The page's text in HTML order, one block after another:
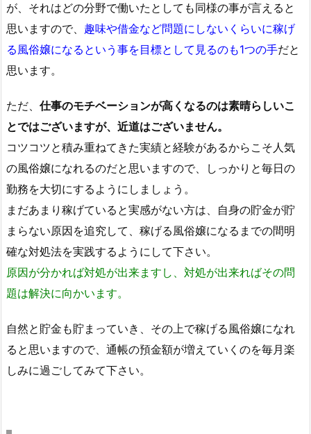
が、それはどの分野で働いたとしても同様の事が言えると
思いますので、 趣味や借金など問題にしないくらいに稼げ
る風俗嬢になるという事を目標として見るのも1つの手だと
思います。
ただ、 仕事のモチベーションが高くなるのは素晴らしいこ
とではございますが、近道はございません。
コツコツと積み重ねてきた実績と経験があるからこそ人気
の風俗嬢になれるのだと思いますので、しっかりと毎日の
勤務を大切にするようにしましょう。
まだあまり稼げていると実感がない方は、自身の貯金が貯
まらない原因を追究して、稼げる風俗嬢になるまでの間明
確な対処法を実践するようにして下さい。
原因が分かれば対処が出来ますし、対処が出来ればその問
題は解決に向かいます。
自然と貯金も貯まっていき、その上で稼げる風俗嬢になれ
ると思いますので、通帳の預金額が増えていくのを毎月楽
しみに過ごしてみて下さい。